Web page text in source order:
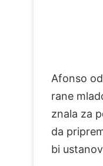
Afonso
rane
znala za
da
bi